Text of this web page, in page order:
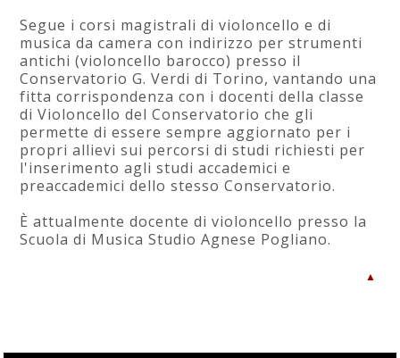
Segue i corsi magistrali di violoncello e di
musica da camera con indirizzo per strumenti
antichi (violoncello barocco) presso il
Conservatorio G. Verdi di Torino, vantando una
fitta corrispondenza con i docenti della classe
di Violoncello del Conservatorio che gli
permette di essere sempre aggiornato per i
propri allievi sui percorsi di studi richiesti per
l'inserimento agli studi accademici e
preaccademici dello stesso Conservatorio.
È attualmente docente di violoncello presso la
Scuola di Musica Studio Agnese Pogliano.
▲